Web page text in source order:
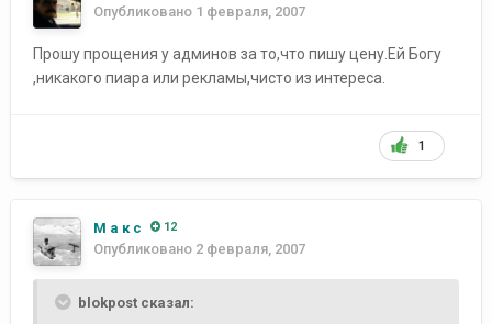
Опубликовано 1 февраля, 2007
Прошу прощения у админов за то,что пишу цену.Ей Богу
,никакого пиара или рекламы,чисто из интереса.
1
М а к с 12
Опубликовано 2 февраля, 2007
blokpost сказал: